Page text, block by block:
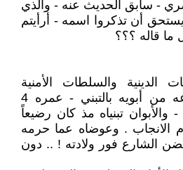
- سابق الحديث عنه - والذي
أن تذكروا اسمه - أرأيتم
ما قاله ؟؟؟
الدينية والسلطات الأمنية
والسياسية , علي انتزاعه من أبويه بالتبني - عمره 4
تبنياه مذ كان رضيعاً
الانجاب . وعوضاه عما حرمه
الشارع فور ولادته ! .. دون